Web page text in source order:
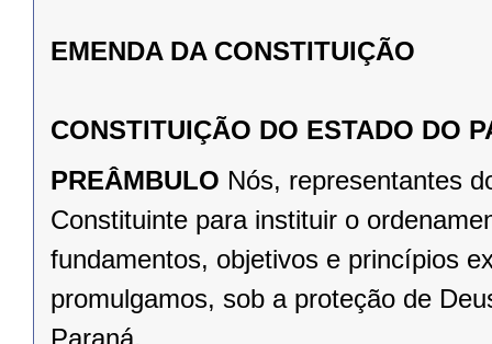
EMENDA DA CONSTITUIÇÃO
CONSTITUIÇÃO DO ESTADO DO
PREÂMBULO Nós, representantes
Constituinte para instituir o
fundamentos, objetivos e princípios
promulgamos, sob a proteção de
Paraná.